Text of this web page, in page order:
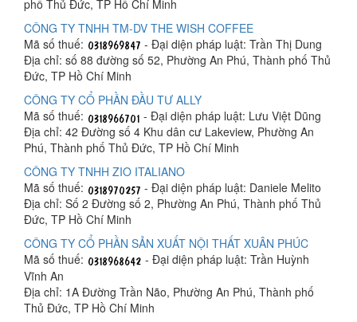
phố Thủ Đức, TP Hồ Chí Minh
CÔNG TY TNHH TM-DV THE WISH COFFEE
Mã số thuế:
- Đại diện pháp luật: Trần Thị Dung
Địa chỉ: số 88 đường số 52, Phường An Phú, Thành phố Thủ
Đức, TP Hồ Chí Minh
CÔNG TY CỔ PHẦN ĐẦU TƯ ALLY
Mã số thuế:
- Đại diện pháp luật: Lưu Việt Dũng
Địa chỉ: 42 Đường số 4 Khu dân cư Lakeview, Phường An
Phú, Thành phố Thủ Đức, TP Hồ Chí Minh
CÔNG TY TNHH ZIO ITALIANO
Mã số thuế:
- Đại diện pháp luật: Daniele Melito
Địa chỉ: Số 2 Đường số 2, Phường An Phú, Thành phố Thủ
Đức, TP Hồ Chí Minh
CÔNG TY CỔ PHẦN SẢN XUẤT NỘI THẤT XUÂN PHÚC
Mã số thuế:
- Đại diện pháp luật: Trần Huỳnh
Vĩnh An
Địa chỉ: 1A Đường Trần Não, Phường An Phú, Thành phố
Thủ Đức, TP Hồ Chí Minh